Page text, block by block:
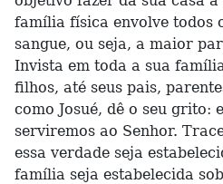
família física envolve todos
sangue, ou seja, a maior
Invista em toda a sua
filhos, até seus pais,
como Josué, dê o seu grito:
serviremos ao Senhor.
essa verdade seja
família seja estabelecida